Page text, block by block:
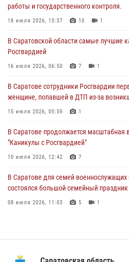
В Саратове сотрудники Росгвардии
женщине, попавшей в ДТП из-за
В Саратове продолжается масштабная
"Каникулы с Росгвардией"
В Саратовской области при содействии
задержан подозреваемый в незаконном
В Саратове для семей военнослужащих
состоялся большой семейный праздник
работы и государственного контроля.
18 июля 2026, 13:37 10 1
В Саратовской области самые лучшие
Росгвардией
16 июля 2026, 06:50 7 1
В Саратове сотрудники Росгвардии
женщине, попавшей в ДТП из-за
15 июля 2026, 05:59 1
В Саратове продолжается масштабная
"Каникулы с Росгвардией"
10 июля 2026, 12:42 7
В Саратове для семей военнослужащих
состоялся большой семейный праздник
08 июля 2026, 11:03 5 1